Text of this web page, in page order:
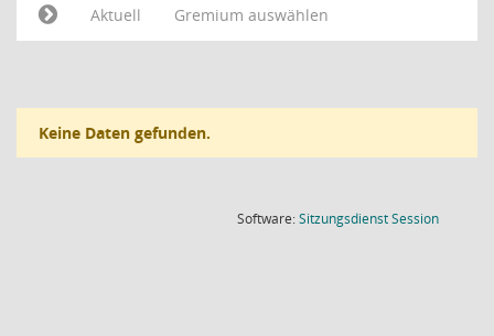
Aktuell
Gremium auswählen
Keine Daten gefunden.
Software:SitzungsdienstSession(Wird in